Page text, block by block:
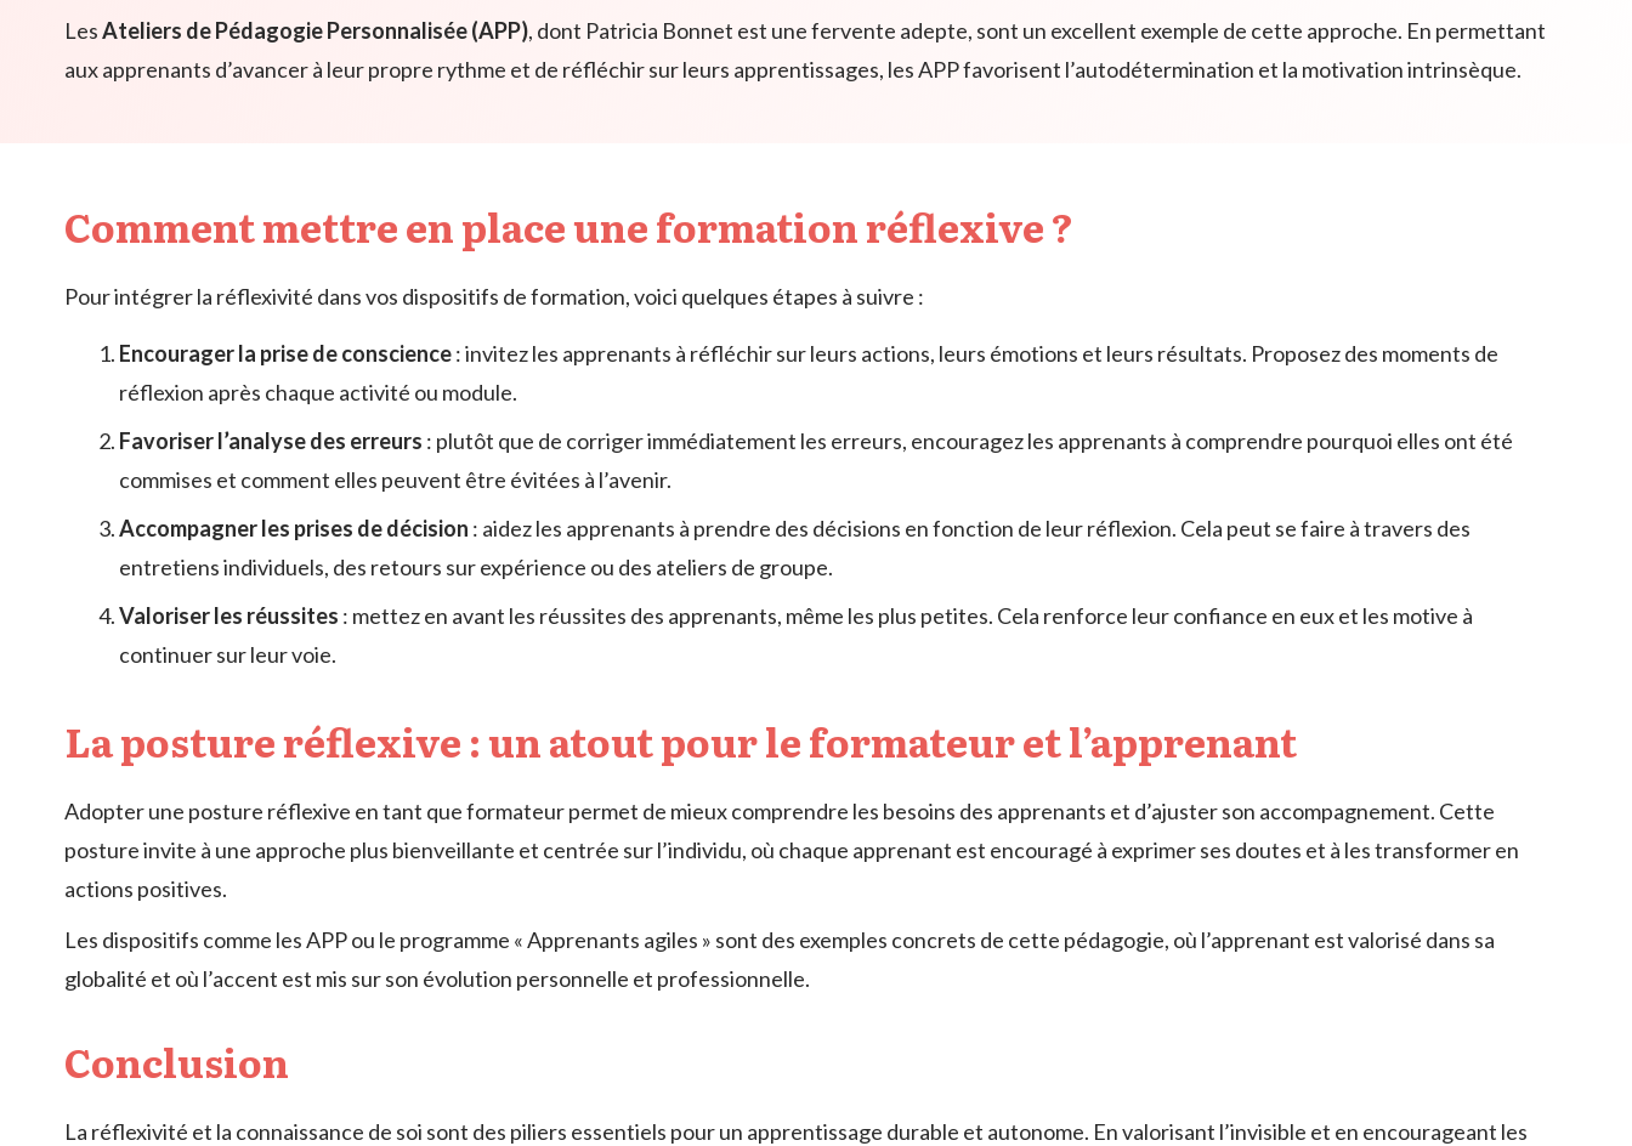
LesAteliers de Pédagogie Personnalisée (APP), dont Patricia Bonnet est une fervente adepte, sont un excellent exemple de cette approche. En permettant
aux apprenants d’avancer à leur propre rythme et de réfléchir sur leurs apprentissages, les APP favorisent l’autodétermination et la motivation intrinsèque.
Comment mettre en place une formation réflexive ?
Pour intégrer la réflexivité dans vos dispositifs de formation, voici quelques étapes à suivre :
Encourager la prise de conscience: invitez les apprenants à réfléchir sur leurs actions, leurs émotions et leurs résultats. Proposez des moments de
réflexion après chaque activité ou module.
Favoriser l’analyse des erreurs : plutôt que de corriger immédiatement les erreurs, encouragez les apprenants à comprendre pourquoi elles ont été
commises et comment elles peuvent être évitées à l’avenir.
Accompagner les prises de décision : aidez les apprenants à prendre des décisions en fonction de leur réflexion. Cela peut se faire à travers des
entretiens individuels, des retours sur expérience ou des ateliers de groupe.
Valoriser les réussites : mettez en avant les réussites des apprenants, même les plus petites. Cela renforce leur confiance en eux et les motive à
continuer sur leur voie.
La posture réflexive : un atout pour le formateur et l’apprenant
Adopter une posture réflexive en tant que formateur permet de mieux comprendre les besoins des apprenants et d’ajuster son accompagnement. Cette
posture invite à une approche plus bienveillante et centrée sur l’individu, où chaque apprenant est encouragé à exprimer ses doutes et à les transformer en
actions positives.
Les dispositifs comme les APP ou le programme « Apprenants agiles » sont des exemples concrets de cette pédagogie, où l’apprenant est valorisé dans sa
globalité et où l’accent est mis sur son évolution personnelle et professionnelle.
Conclusion
La réflexivité et la connaissance de soi sont des piliers essentiels pour un apprentissage durable et autonome. En valorisant l’invisible et en encourageant les